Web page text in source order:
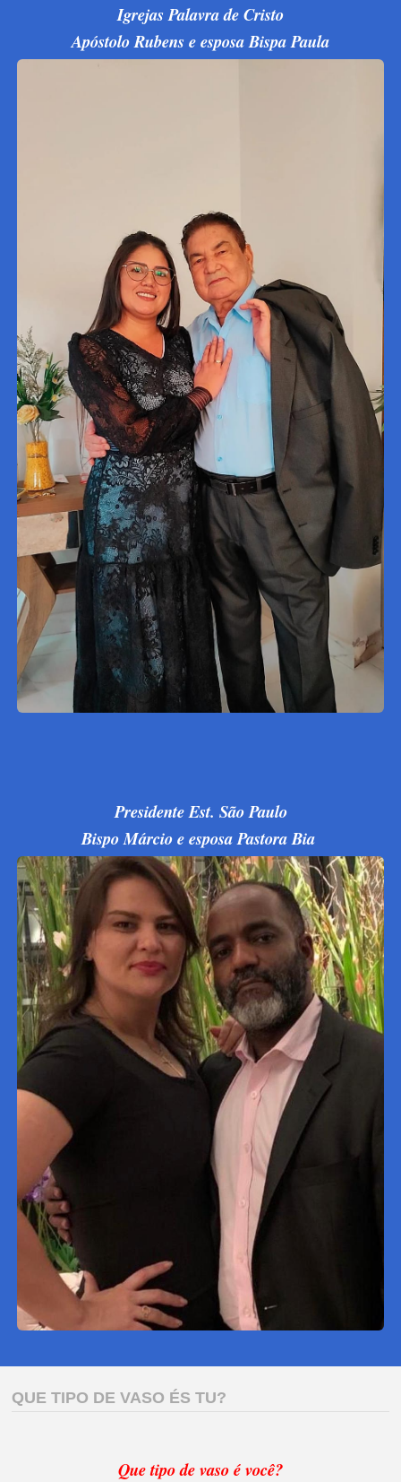
Igrejas Palavra de Cristo
Apóstolo Rubens e esposa Bispa Paula
Presidente Est. São Paulo
Bispo Márcio e esposa Pastora Bia
QUE TIPO DE VASO ÉS TU?
Que tipo de vaso é você?